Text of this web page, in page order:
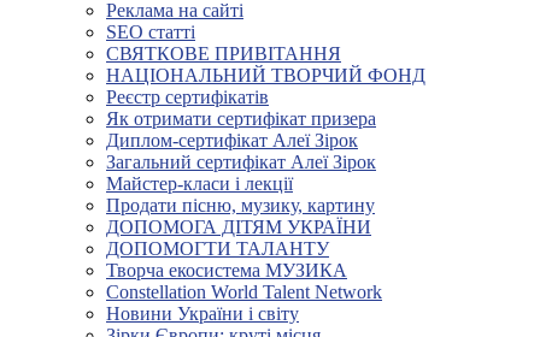
Реклама на сайті
SEO статті
СВЯТКОВЕ ПРИВІТАННЯ
НАЦІОНАЛЬНИЙ ТВОРЧИЙ ФОНД
Реєстр сертифікатів
Як отримати сертифікат призера
Диплом-сертифікат Алеї Зірок
Загальний сертифікат Алеї Зірок
Майстер-класи і лекції
Продати пісню, музику, картину
ДОПОМОГА ДІТЯМ УКРАЇНИ
ДОПОМОГТИ ТАЛАНТУ
Творча екосистема МУЗИКА
Constellation World Talent Network
Новини України і світу